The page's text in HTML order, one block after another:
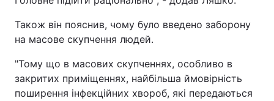
Також він пояснив, чому було введено заборону
на масове скупчення людей.
"Тому що в масових скупченнях, особливо в
закритих приміщеннях, найбільша ймовірність
поширення інфекційних хвороб, які передаються